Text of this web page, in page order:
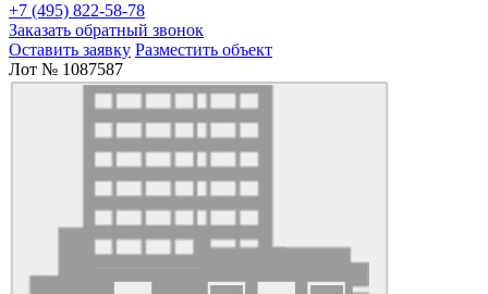
+7 (495) 822-58-78
Заказать обратный звонок
Оставить заявку Разместить объект
Лот № 1087587